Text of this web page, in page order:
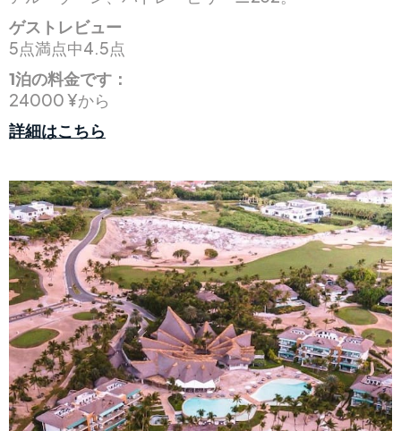
ゲストレビュー
5点満点中4.5点
1泊の料金です：
24000 ¥から
詳細はこちら